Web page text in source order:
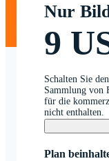
Nur
9
Schalten Sie
Sammlung von
für die
nicht enthalten.
Plan